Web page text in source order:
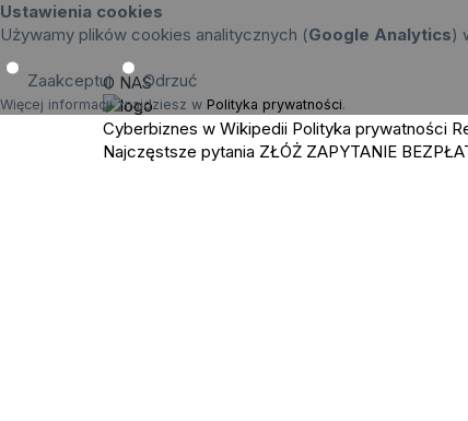
Ustawienia cookies
Używamy plików cookies analitycznych (Google Analytics)
Zaakceptuj Odrzuć
Więcej informacji znajdziesz w Polityka prywatności.
O NAS
Cyberbiznes w Wikipedii Polityka prywatności
Najczęstsze pytania ZŁÓŻ ZAPYTANIE